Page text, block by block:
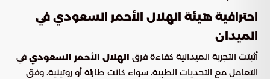
احترافية هيئة الهلال الأحمر السعودي في
الميدان
أثبتت التجربة الميدانية كفاءة فرق الهلال الأحمر السعودي في
التعامل مع التحديات الطبية، سواء كانت طارئة أو روتينية، وفق